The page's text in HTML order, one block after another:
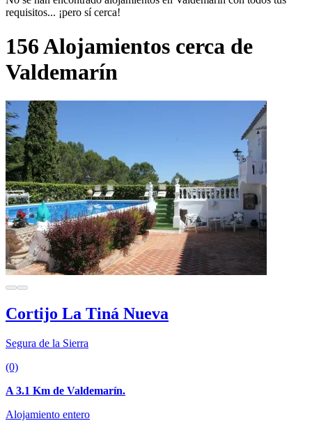
requisitos... ¡pero sí cerca!
156 Alojamientos cerca de
Valdemarín
Cortijo La Tiná Nueva
Segura de la Sierra
(0)
A 3.1 Km de Valdemarín.
Alojamiento entero